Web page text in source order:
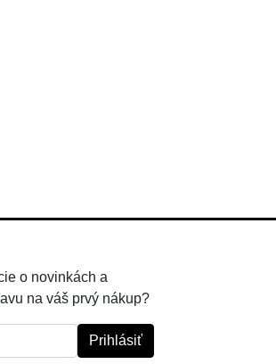
o novinkách a
na váš prvý nákup?
Prihlásiť